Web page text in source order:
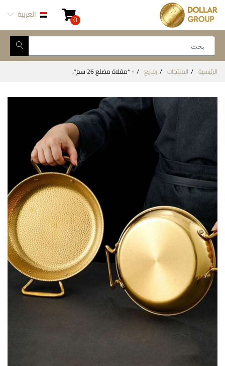
0 العربية
الرئيسية المنتجات رفايع - *مقلاة مضلع 26 سم*،